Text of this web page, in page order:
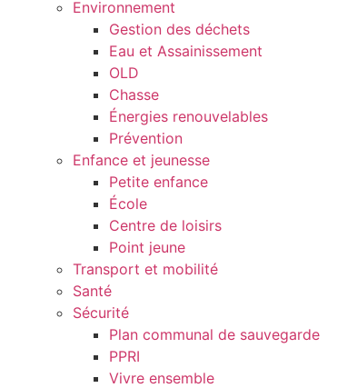
Environnement
Gestion des déchets
Eau et Assainissement
OLD
Chasse
Énergies renouvelables
Prévention
Enfance et jeunesse
Petite enfance
École
Centre de loisirs
Point jeune
Transport et mobilité
Santé
Sécurité
Plan communal de sauvegarde
PPRI
Vivre ensemble